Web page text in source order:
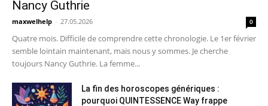
Nancy Guthrie
maxwelhelp - 27.05.2026 0
Quatre mois. Difficile de comprendre cette chronologie. Le 1er février
semble lointain maintenant, mais nous y sommes. Je cherche
toujours Nancy Guthrie. La femme...
La fin des horoscopes génériques :
pourquoi QUINTESSENCE Way frappe